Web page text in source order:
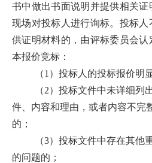
书中做出书面说明并提供相关
现场对投标人进行询标。投标
供证明材料的，由评标委员会
本报价竞标 ：
（1）投标人的投标报价明
（2）投标文件中未详细列
件、内容和理由，或者内容不完
的；
（3）投标文件中存在其他
的问题的；